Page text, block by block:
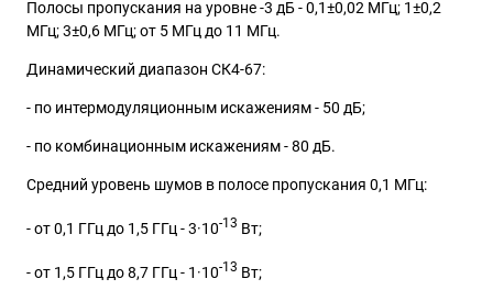
Полосы пропускания на уровне -3 дБ - 0,1±0,02 МГц; 1±0,2
МГц; 3±0,6 МГц; от 5 МГц до 11 МГц.
Динамический диапазон СК4-67:
- по интермодуляционным искажениям - 50 дБ;
- по комбинационным искажениям - 80 дБ.
Средний уровень шумов в полосе пропускания 0,1 МГц:
- от 0,1 ГГц до 1,5 ГГц - 3·10-13 Вт;
- от 1,5 ГГц до 8,7 ГГц - 1·10-13 Вт;